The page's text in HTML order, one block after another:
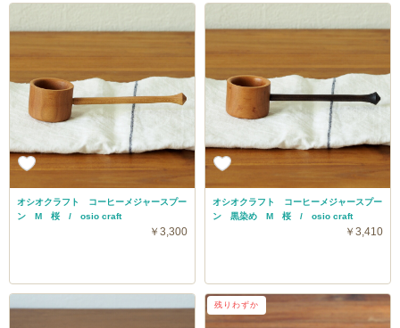
オシオクラフト コーヒーメジャースプー
ン M 桜 / osio craft
￥3,300
オシオクラフト コーヒーメジャースプー
ン 黒染め M 桜 / osio craft
￥3,410
残りわずか